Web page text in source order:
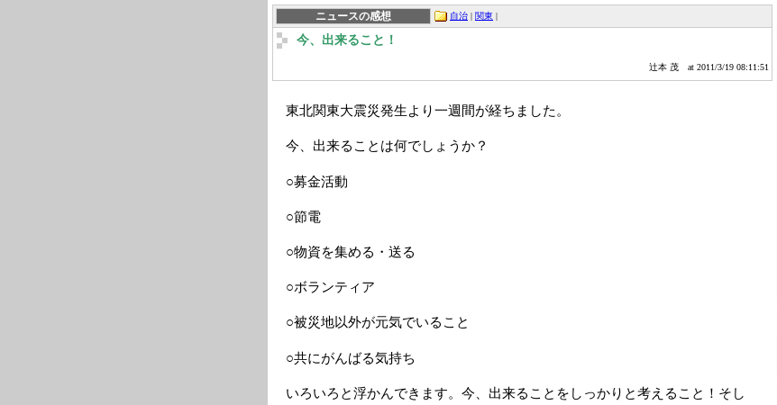
ニュースの感想
自治 | 関東 |
今、出来ること！
辻本 茂 at 2011/3/19 08:11:51
東北関東大震災発生より一週間が経ちました。
今、出来ることは何でしょうか？
○募金活動
○節電
○物資を集める・送る
○ボランティア
○被災地以外が元気でいること
○共にがんばる気持ち
いろいろと浮かんできます。今、出来ることをしっかりと考えること！そし